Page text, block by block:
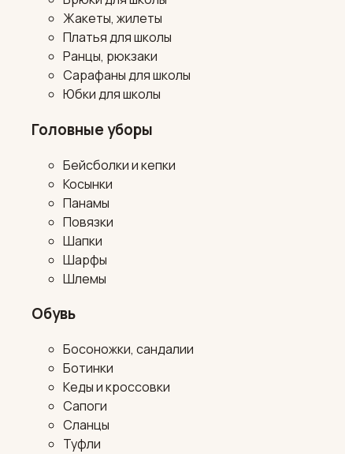
Жакеты, жилеты
Платья для школы
Ранцы, рюкзаки
Сарафаны для школы
Юбки для школы
Головные уборы
Бейсболки и кепки
Косынки
Панамы
Повязки
Шапки
Шарфы
Шлемы
Обувь
Босоножки, сандалии
Ботинки
Кеды и кроссовки
Сапоги
Сланцы
Туфли